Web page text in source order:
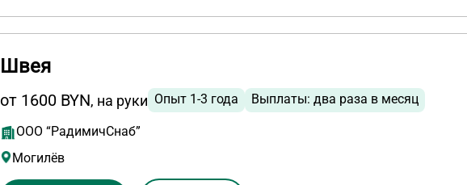
Швея
от 1600 BYN, на руки Опыт 1-3 года Выплаты: два раза в месяц
ООО “РадимичСнаб”
Могилёв